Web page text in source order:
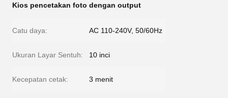
Kios pencetakan foto dengan output
Catu daya: AC 110-240V, 50/60Hz
Ukuran Layar Sentuh: 10 inci
Kecepatan cetak: 3 menit